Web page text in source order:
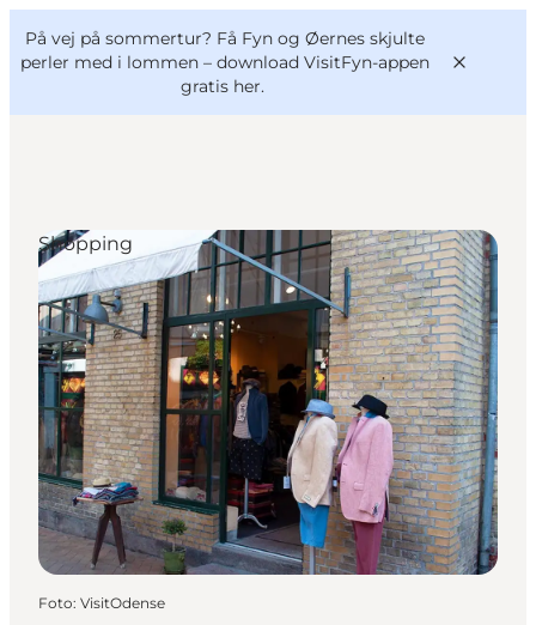
På vej på sommertur? Få Fyn og Øernes skjulte
perler med i lommen – download VisitFyn-appen
gratis her.
Oplevelser
Outdoor
Mad og drikke
Overnatning
Book lokale oplevelser
VisitFyn
Deutsch
Shopping
Foto: VisitOdense